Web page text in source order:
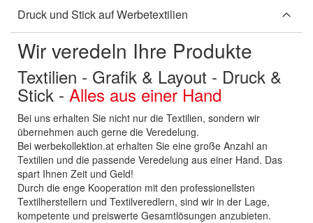
Druck und Stick auf Werbetextilien
Wir veredeln Ihre Produkte
Textilien - Grafik & Layout - Druck &
Stick - Alles aus einer Hand
Bei uns erhalten Sie nicht nur die Textilien, sondern wir
übernehmen auch gerne die Veredelung.
Bei werbekollektion.at erhalten Sie eine große Anzahl an
Textilien und die passende Veredelung aus einer Hand. Das
spart Ihnen Zeit und Geld!
Durch die enge Kooperation mit den professionellsten
Textilherstellern und Textilveredlern, sind wir in der Lage,
kompetente und preiswerte Gesamtlösungen anzubieten.